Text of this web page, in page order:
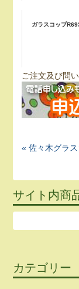
ガラスコップ
ご注文及び問
« 佐々木グラ
サイト内商
カテゴリー